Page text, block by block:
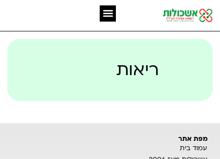
ריאות
מפת אתר
עמוד בית